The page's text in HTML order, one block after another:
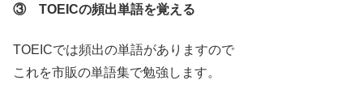
③ TOEICの頻出単語を覚える
TOEICでは頻出の単語がありますので
これを市販の単語集で勉強します。